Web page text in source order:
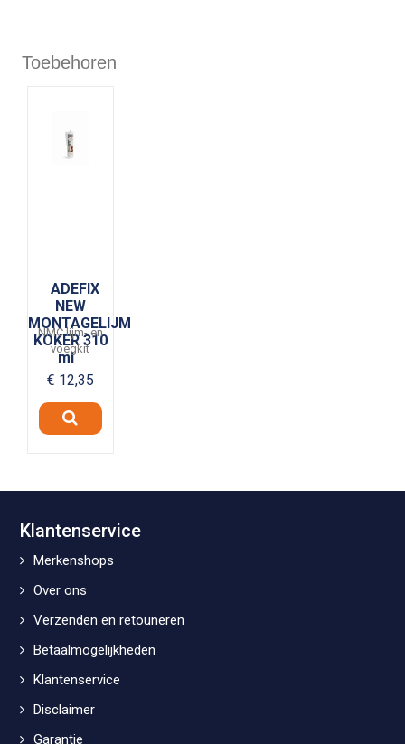
Toebehoren
ADEFIX
NEW
MONTAGELIJM
KOKER 310
ml
NMC lijm- en
voegkit
€ 12,35
Klantenservice
Merkenshops
Over ons
Verzenden en retouneren
Betaalmogelijkheden
Klantenservice
Disclaimer
Garantie